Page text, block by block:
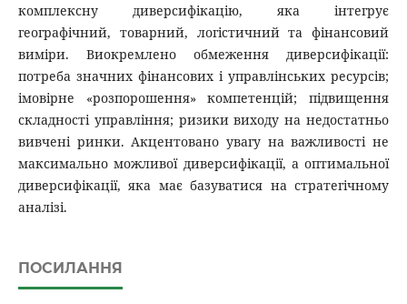
комплексну диверсифікацію, яка інтегрує
географічний, товарний, логістичний та фінансовий
виміри. Виокремлено обмеження диверсифікації:
потреба значних фінансових і управлінських ресурсів;
імовірне «розпорошення» компетенцій; підвищення
складності управління; ризики виходу на недостатньо
вивчені ринки. Акцентовано увагу на важливості не
максимально можливої диверсифікації, а оптимальної
диверсифікації, яка має базуватися на стратегічному
аналізі.
ПОСИЛАННЯ